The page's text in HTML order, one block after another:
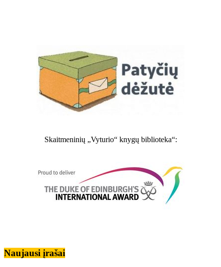
Skaitmeninių „Vyturio“ knygų biblioteka“:
Naujausi įrašai